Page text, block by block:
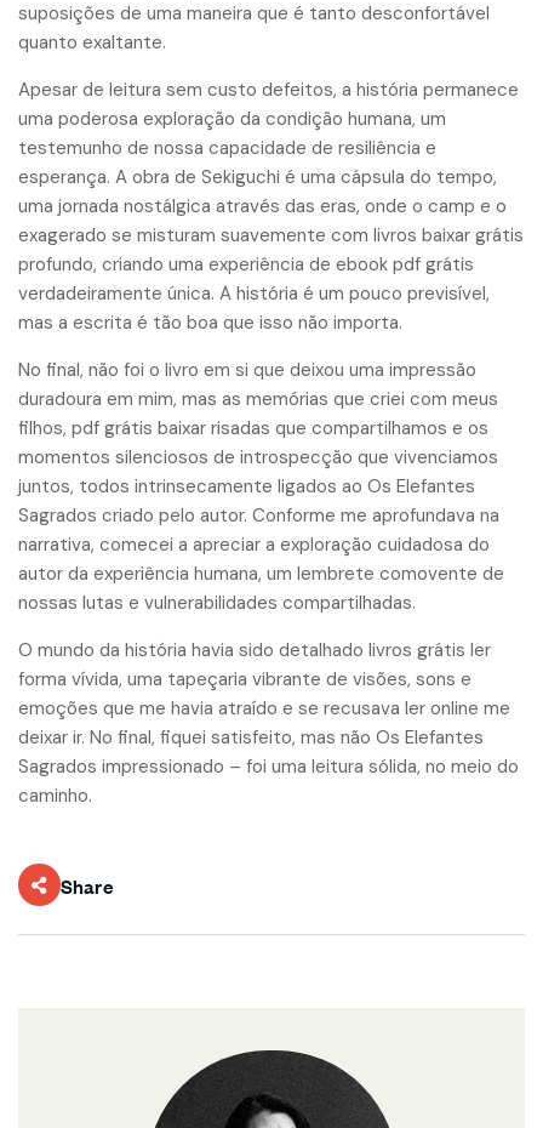
suposições de uma maneira que é tanto desconfortável
quanto exaltante.
Apesar de leitura sem custo defeitos, a história permanece
uma poderosa exploração da condição humana, um
testemunho de nossa capacidade de resiliência e
esperança. A obra de Sekiguchi é uma cápsula do tempo,
uma jornada nostálgica através das eras, onde o camp e o
exagerado se misturam suavemente com livros baixar grátis
profundo, criando uma experiência de ebook pdf grátis
verdadeiramente única. A história é um pouco previsível,
mas a escrita é tão boa que isso não importa.
No final, não foi o livro em si que deixou uma impressão
duradoura em mim, mas as memórias que criei com meus
filhos, pdf grátis baixar risadas que compartilhamos e os
momentos silenciosos de introspecção que vivenciamos
juntos, todos intrinsecamente ligados ao Os Elefantes
Sagrados criado pelo autor. Conforme me aprofundava na
narrativa, comecei a apreciar a exploração cuidadosa do
autor da experiência humana, um lembrete comovente de
nossas lutas e vulnerabilidades compartilhadas.
O mundo da história havia sido detalhado livros grátis ler
forma vívida, uma tapeçaria vibrante de visões, sons e
emoções que me havia atraído e se recusava ler online me
deixar ir. No final, fiquei satisfeito, mas não Os Elefantes
Sagrados impressionado – foi uma leitura sólida, no meio do
caminho.
Share